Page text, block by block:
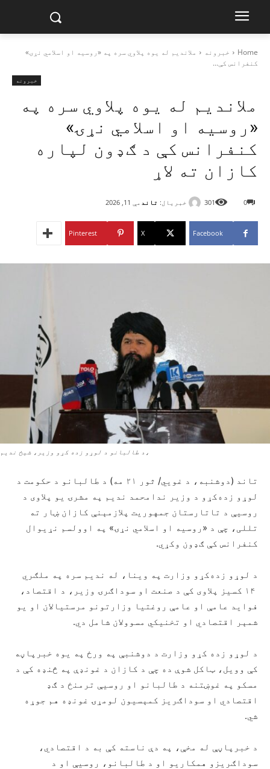
Home خبرونه
ملاندیم له یوه پلاوي سره په «روسیه او اسلامي نړۍ»
کنفرانس کې...
خبرونه
ملاندیم له یوه پلاوي سره په
«روسیه او اسلامي نړۍ»
کنفرانس کې د ګډون لپاره
کازان ته لاړ
خبریال: تاند مې 11, 2026 0
301
Facebook
X
Pinterest
،د طالبانو د لوړو زده کړو وزیر، شیخ ندیم
تاند (دوشنبه، د غويي/ ثور ۲۱ مه) د طالبانو د حکومت د
لوړو زده‌کړو د وزیر ندامحمد ندیم په مشرۍ یو پلاوی د
روسیې د تاتارستان جمهوریت پلازمېنې کازان ښار ته
تللی، چې د «روسیه او اسلامي نړۍ» په اوولسم نړیوال
کنفرانس کې ګډون وکړي.
د لوړو زده‌کړو وزارت په وینا، له ندیم سره په ملګري
۱۴ کسیز پلاوی کې د صنعت او سوداګرۍ وزیر، د اقتصاد،
فواید عامې او عامې روغتیا وزارتونو مرستیالان او یو
شمېر اقتصادي او تخنیکي مسوولان شامل دي.
د لوړو زده کړو وزارت د دوشنبې په ورځ په یوه خبرپاڼه
کې وویل، ټاکل شوې ده چې د کازان د غونډې په څنډه کې د
مسکو په غوښتنه د طالبانو او روسیې ترمنځ د ګډ
اقتصادي او سوداګریز کمېسیون لومړۍ غونډه هم جوړه
شي.
د خبرپاڼې له مخې، په دې ناسته کې به د اقتصادي،
سوداګریزو همکاریو او د طالبانو، روسیې او د